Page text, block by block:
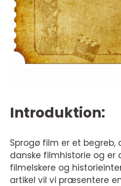
Introduktion:
Sprogø film er et begreb,
danske filmhistorie og er
filmelskere og
artikel vil vi præsentere